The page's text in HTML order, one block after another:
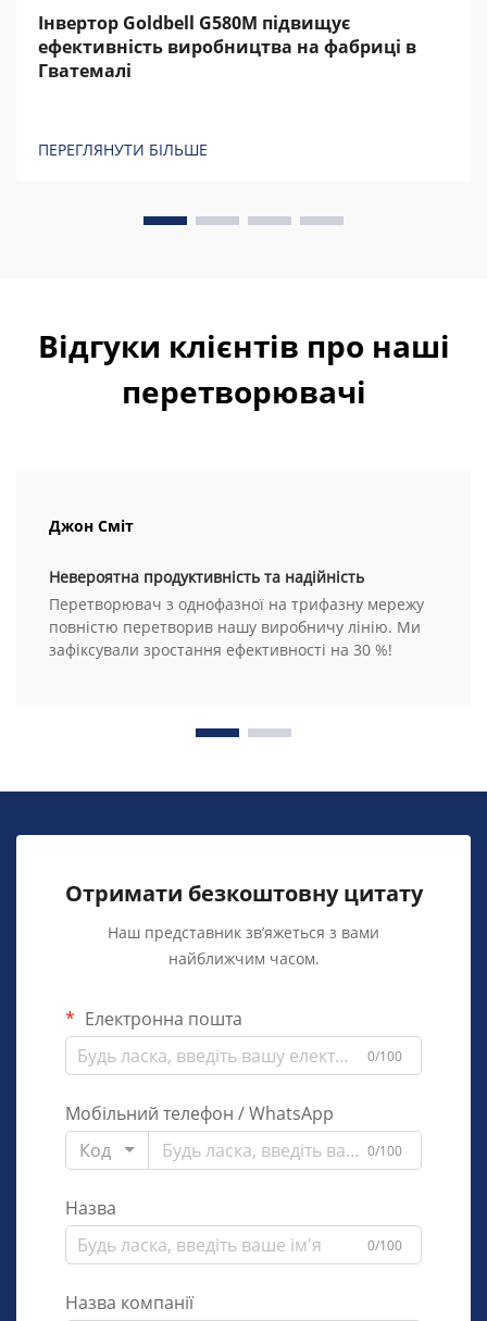
Інвертор Goldbell G580M підвищує
ефективність виробництва на фабриці в
Гватемалі
ПЕРЕГЛЯНУТИ БІЛЬШЕ
Відгуки клієнтів про наші
перетворювачі
Джон Сміт
Невероятна продуктивність та надійність
Перетворювач з однофазної на трифазну мережу
повністю перетворив нашу виробничу лінію. Ми
зафіксували зростання ефективності на 30 %!
Отримати безкоштовну цитату
Наш представник зв’яжеться з вами
найближчим часом.
Електронна пошта
0/100
Мобільний телефон / WhatsApp
Код
0/100
Назва
0/100
Назва компанії